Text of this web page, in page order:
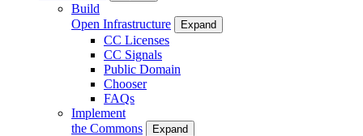
Build
Open Infrastructure
Expand
CC Licenses
CC Signals
Public Domain
Chooser
FAQs
Implement
the Commons
Expand